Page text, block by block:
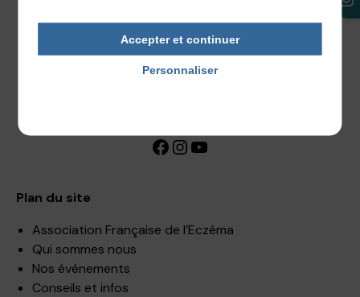
Facebook InstagramYouTube
Plan du site
Association Française de l’Eczéma
Qui sommes nous
Nos événements
Conseils et infos
Accepter et continuer
Personnaliser